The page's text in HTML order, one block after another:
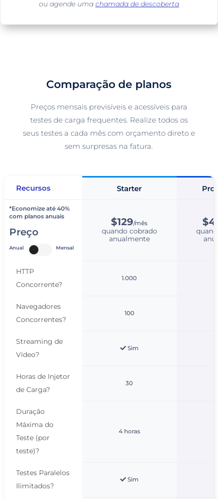
ou agende uma chamada de descoberta
Comparação de planos
Preços mensais previsíveis e acessíveis para
testes de carga frequentes. Realize todos os
seus testes a cada mês com orçamento direto e
sem surpresas na fatura.
Recursos Starter
*Economize até 40%
com planos anuais
Preço
Anual Mensal
$129/mês
quando cobrado
anualmente
HTTP
Concorrente?
1.000
Navegadores
Concorrentes?
100
Streaming de
Vídeo?
Sim
Horas de Injetor
de Carga?
30
Duração
Máxima do
Teste (por
teste)?
4 horas 4
Testes Paralelos
Ilimitados?
Sim